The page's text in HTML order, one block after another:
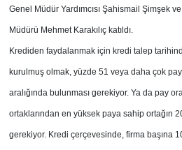
Genel Müdür Yardımcısı Şahismail Şimşek
Müdürü Mehmet Karakılıç katıldı.
Krediden faydalanmak için kredi talep
kurulmuş olmak, yüzde 51 veya daha çok
aralığında bulunması gerekiyor. Ya da pay
ortaklarından en yüksek paya sahip ortağın
gerekiyor. Kredi çerçevesinde, firma başına